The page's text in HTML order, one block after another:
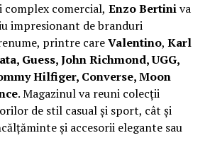
comercial, Enzo Bertiniva
impresionant de branduri
printre careValentino, Karl
Guess, John Richmond, UGG,
Hilfiger, Converse, Moon
. Magazinul va reuni colecții
de stil casual și sport, cât și
și accesorii elegante sau